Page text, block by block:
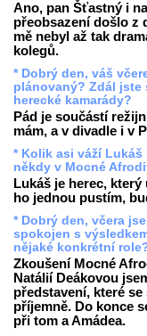
Ano, pan Šťastný i
přeobsazení došlo z
mě nebyl až tak
kolegů.
* Dobrý den, váš
plánovaný? Zdál jste
herecké kamarády?
Pád je součástí
mám, a v divadle i v
* Kolik asi váží
někdy v Mocné
Lukáš je herec,
ho jednou pustím,
* Dobrý den, včera
spokojen s
nějaké konkrétní
Zkoušení Mocné
Natálií Deákovou
představení, které
příjemně. Do konce
při tom a Amádea.